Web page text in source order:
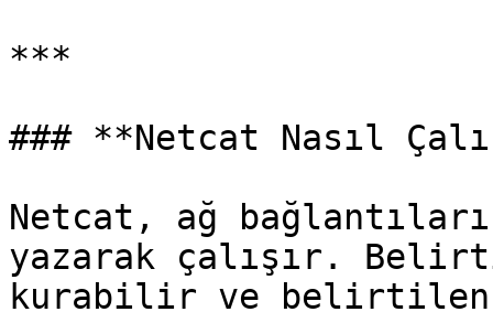
***
### **Netcat Nasıl
Netcat, ağ
yazarak çalışır.
kurabilir ve belirtilen